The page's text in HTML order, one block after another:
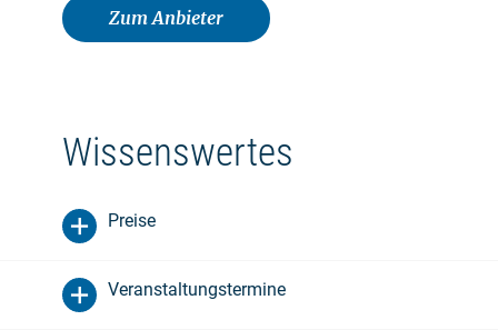
Zum Anbieter
Wissenswertes
Preise
Veranstaltungstermine